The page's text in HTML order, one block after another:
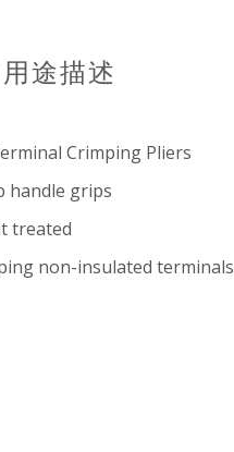
途描述
Crimping Pliers
handle grips
treated
non-insulated terminals